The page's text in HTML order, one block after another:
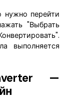
нужно перейти
"Выбрать
выполняется
—